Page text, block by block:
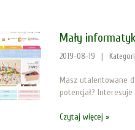
Mały informatyk
2019-08-19
Masz utalentowane
potencjał?
Czytaj więcej »